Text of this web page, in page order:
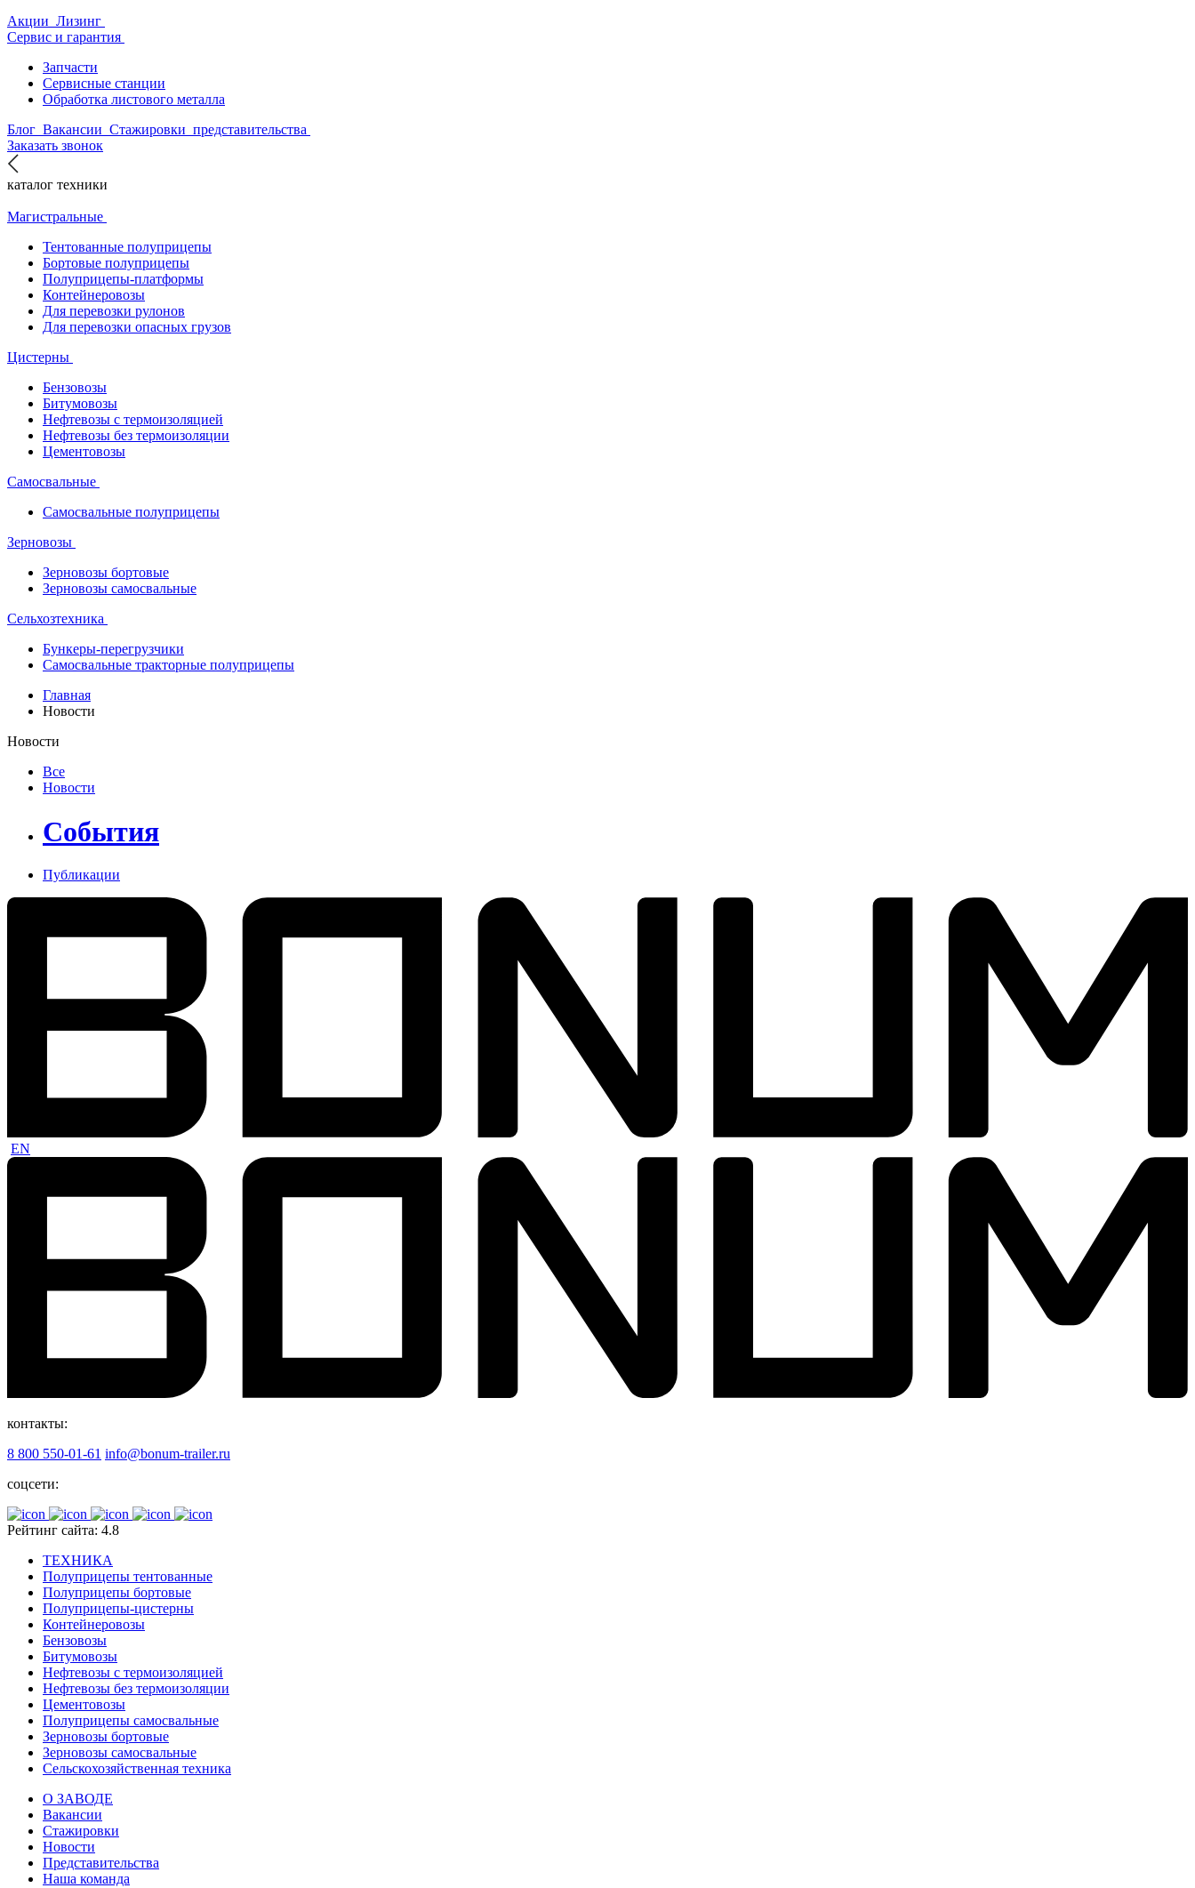
Акции Лизинг
Сервис и гарантия
Запчасти
Сервисные станции
Обработка листового металла
Блог Вакансии Стажировки представительства
Заказать звонок
каталог техники
Магистральные
Тентованные полуприцепы
Бортовые полуприцепы
Полуприцепы-платформы
Контейнеровозы
Для перевозки рулонов
Для перевозки опасных грузов
Цистерны
Бензовозы
Битумовозы
Нефтевозы с термоизоляцией
Нефтевозы без термоизоляции
Цементовозы
Самосвальные
Самосвальные полуприцепы
Зерновозы
Зерновозы бортовые
Зерновозы самосвальные
Сельхозтехника
Бункеры-перегрузчики
Самосвальные тракторные полуприцепы
Главная
Новости
Новости
Все
Новости
События
Публикации
EN
контакты:
8 800 550-01-61 info@bonum-trailer.ru
соцсети:
Рейтинг сайта: 4.8
ТЕХНИКА
Полуприцепы тентованные
Полуприцепы бортовые
Полуприцепы-цистерны
Контейнеровозы
Бензовозы
Битумовозы
Нефтевозы с термоизоляцией
Нефтевозы без термоизоляции
Цементовозы
Полуприцепы самосвальные
Зерновозы бортовые
Зерновозы самосвальные
Сельскохозяйственная техника
О ЗАВОДЕ
Вакансии
Стажировки
Новости
Представительства
Наша команда